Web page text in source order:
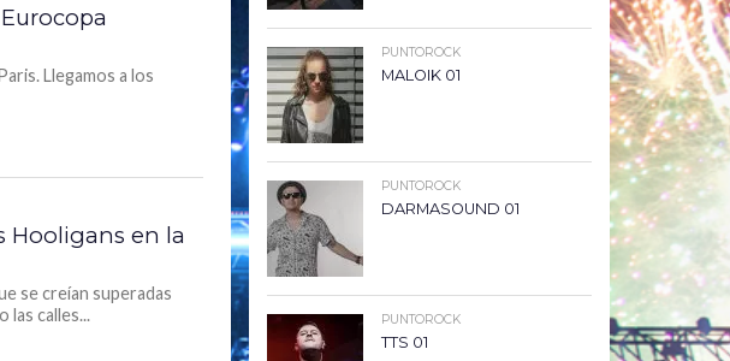
Llegamos a los
Hooligans en la
se creían superadas
las calles...
PUNTOROCK
MALOIK 01
PUNTOROCK
DARMASOUND 01
PUNTOROCK
TTS 01